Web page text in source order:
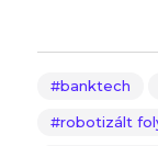
banktech
robotizált